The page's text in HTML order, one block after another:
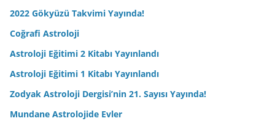
2022 Gökyüzü Takvimi Yayında!
Coğrafi Astroloji
Astroloji Eğitimi 2 Kitabı Yayınlandı
Astroloji Eğitimi 1 Kitabı Yayınlandı
Zodyak Astroloji Dergisi’nin 21. Sayısı Yayında!
Mundane Astrolojide Evler